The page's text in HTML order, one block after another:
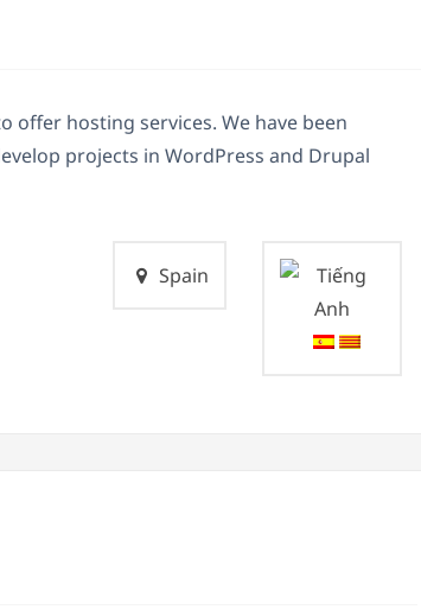
offer hosting services. We have been
projects in WordPress and Drupal
Spain